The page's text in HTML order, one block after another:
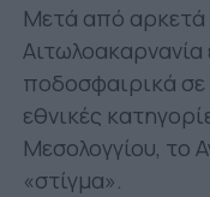
Μετά από αρκετά
ποδοσφαιρικά σε
εθνικές
Μεσολογγίου, το
«στίγμα».